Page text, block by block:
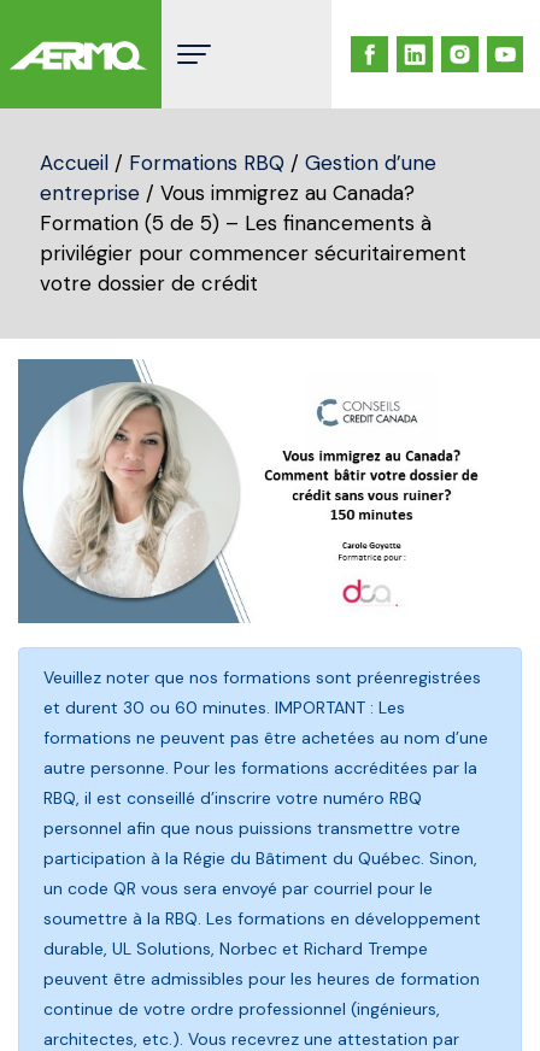
content
Accueil / Formations RBQ / Gestion d’une
entreprise / Vous immigrez au Canada?
Formation (5 de 5) – Les financements à
privilégier pour commencer sécuritairement
votre dossier de crédit
Veuillez noter que nos formations sont préenregistrées
et durent 30 ou 60 minutes. IMPORTANT : Les
formations ne peuvent pas être achetées au nom d’une
autre personne. Pour les formations accréditées par la
RBQ, il est conseillé d’inscrire votre numéro RBQ
personnel afin que nous puissions transmettre votre
participation à la Régie du Bâtiment du Québec. Sinon,
un code QR vous sera envoyé par courriel pour le
soumettre à la RBQ. Les formations en développement
durable, UL Solutions, Norbec et Richard Trempe
peuvent être admissibles pour les heures de formation
continue de votre ordre professionnel (ingénieurs,
architectes, etc.). Vous recevrez une attestation par